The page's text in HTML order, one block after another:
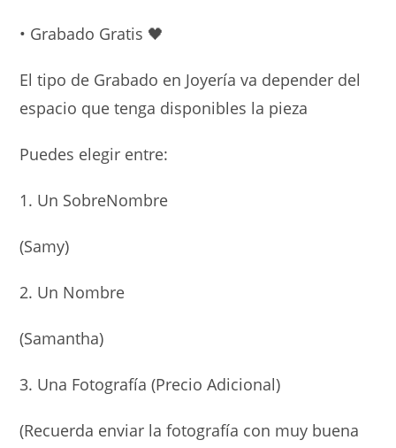
• Grabado Gratis 🖤
El tipo de Grabado en Joyería va depender del
espacio que tenga disponibles la pieza
Puedes elegir entre:
1. Un SobreNombre
(Samy)
2. Un Nombre
(Samantha)
3. Una Fotografía (Precio Adicional)
(Recuerda enviar la fotografía con muy buena